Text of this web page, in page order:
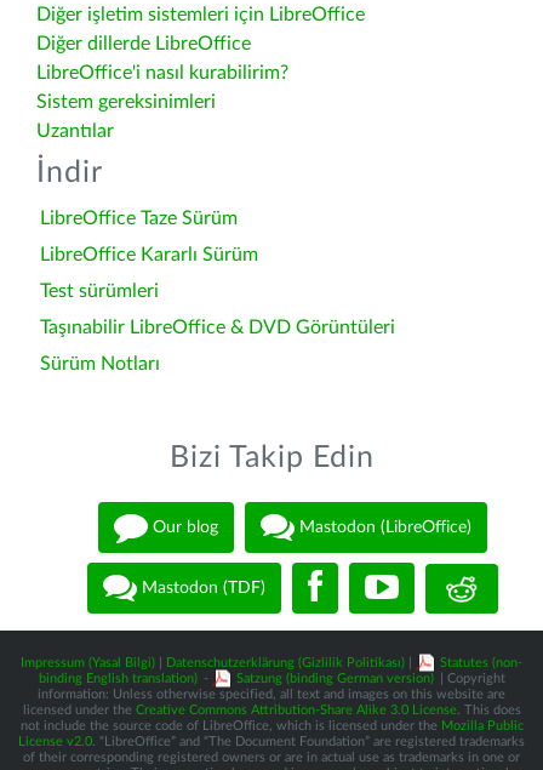
Diğer işletim sistemleri için LibreOffice
Diğer dillerde LibreOffice
LibreOffice'i nasıl kurabilirim?
Sistem gereksinimleri
Uzantılar
İndir
LibreOffice Taze Sürüm
LibreOffice Kararlı Sürüm
Test sürümleri
Taşınabilir LibreOffice & DVD Görüntüleri
Sürüm Notları
Bizi Takip Edin
Our blog Mastodon (LibreOffice)
Mastodon (TDF)
Impressum (Yasal Bilgi) Datenschutzerklärung (Gizlilik Politikası)
Statutes (non-
binding English translation) - Satzung (binding German version)
| Copyright
information: Unless otherwise specified, all text and images on this website are
licensed under the Creative Commons Attribution-Share Alike 3.0 License. This does
not include the source code of LibreOffice, which is licensed under the Mozilla Public
License v2.0 . “LibreOffice” and “The Document Foundation” are registered trademarks
of their corresponding registered owners or are in actual use as trademarks in one or